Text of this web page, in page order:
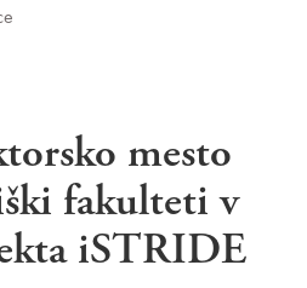
mesto
fakulteti v
iSTRIDE